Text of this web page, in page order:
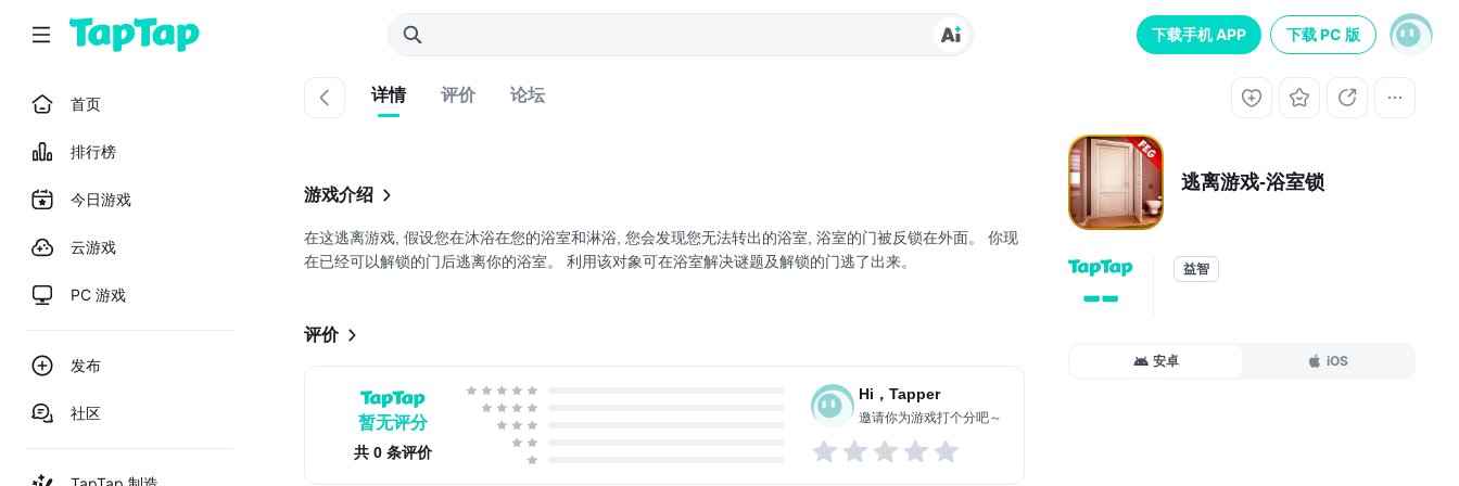
下载手机 APP 下载 PC 版
首页
排行榜
今日游戏
云游戏
PC 游戏
发布
社区
详情 评价 论坛
游戏介绍
在这逃离游戏, 假设您在沐浴在您的浴室和淋浴, 您会发现您无法转出的浴室, 浴室的门被反锁在外面。 你现
在已经可以解锁的门后逃离你的浴室。 利用该对象可在浴室解决谜题及解锁的门逃了出来。
评价
暂无评分
共 0 条评价
Hi，Tapper
邀请你为游戏打个分吧～
逃离游戏-浴室锁
--
益智
安卓 iOS